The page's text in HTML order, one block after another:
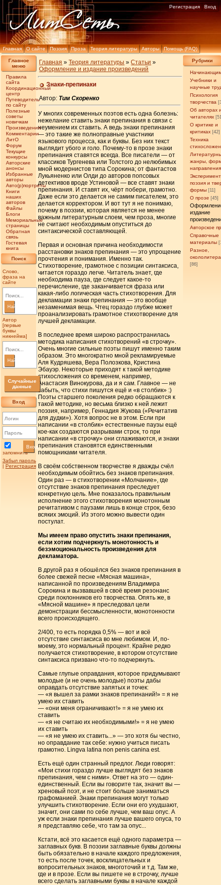
Главная О сайте Поэзия Проза Теория литературы Авторы Помощь (FAQ)
Регистрация Вход
Главное
меню
Правила
сайта
Координационный
центр
Путеводитель
по сайту
Полезные
советы
новичкам
Произведения
Комментарии
ЛитО
Форум
Текущие
конкурсы
Авторские
анонсы
Избранные
авторы
Авто(р)портреты
Книги
наших
авторов
Файлы
Блоги
Мемориальные
страницы
Обратная
связь
Гостевая
книга
Поиск
Слово,
фраза на
сайте
Найти
Автор
[первые
буквы
никнейма]
Найти
Случайные
данные
Вход
запомнить
Вход
Забыл пароль
| Регистрация
Рубрики
Учебники и
научные
Психология
творчества
Об авторах
читателях
О критике и
критиках [42]
Техника
жанры,
направления
поэзия и
формы [11]
О прозе [45]
издание
Авторское
Справочные
материалы
Разное,
[86]
Главная »Теория литературы »Статьи »
Оформление и издание произведений
Знаки-препинаки
Автор: Тим Скоренко
У многих современных поэтов есть одна болезнь:
нежелание ставить знаки препинания в связи с
неумением их ставить. А ведь знаки препинания
— это такие же полноправные участники
языкового процесса, как и буквы. Без них текст
выглядит убого и голо. Почему-то в прозе знаки
препинания ставятся всегда. Все писатели — от
классиков Тургенева или Толстого до нелюбимых
мной модернистов типа Сорокина; от фантастов
Лукьяненко или Олди до авторов попсовых
детективов вроде Устиновой — все ставят знаки
препинания. И ставят их, чёрт побери, грамотно.
Даже если это делается не самим писателем, это
делается корректором. И вот тут я не понимаю,
почему в поэзии, которая является не менее
важным литературным слоем, чем проза, многие
не считают необходимым опуститься до
синтаксической составляющей.
Первая и основная причина необходимости
расстановки знаков препинания — это упрощение
прочтения и понимания. Именно так.
Стихотворение, грамотное с позиции синтаксиса,
читается гораздо легче. Читатель знает, где
необходима пауза, где следует какое-то
перечисление, где заканчивается фраза или
какая-либо логическая часть стихотворения. Для
декламации знаки препинания — это вообще
незаменимая вещь. Чтец гораздо глубже может
проанализировать грамотное стихотворение для
лучшей декламации.
В последнее время широко распространилась
методика написания стихотворений «в строчку».
Очень многие сильные поэты пишут именно таким
образом. Это многократно мной рекламируемые
Аля Кудряшева, Вера Полозкова, Кристина
Эбауэр. Некоторые приходят к такой методике
стихосложения со временем, например,
Анастасия Винокурова, да и я сам. Главное — не
забыть, что стихи пишутся ещё и «в столбик» :)
Поэты старшего поколения редко обращаются к
такой методике, но весьма близко к ней лежит
поэзия, например, Геннадия Жукова («Речитатив
для дудки»). Хотя вопрос не в этом. Если при
написании «в столбик» естественные паузы ещё
кое-как создаются разрывами строк, то при
написании «в строчку» они сглаживаются, и знаки
препинания становятся единственными
помощниками читателя.
В своём собственном творчестве я дважды счёл
необходимым обойтись без знаков препинания.
Один раз — в стихотворении «Молчание», где
отсутствие знаков препинания преследует
конкретную цель. Мне показалось правильным
исполнение этого стихотворения монотонным
речитативом с паузами лишь в конце строк, безо
всяких эмоций. Из этого можно вывести один
постулат.
Мы имеем право опустить знаки препинания,
если хотим подчеркнуть монотонность и
безэмоциональность произведения для
декламатора.
В другой раз я обошёлся без знаков препинания в
более свежей песне «Мясная машина»,
написанной по произведениям Владимира
Сорокина и вызвавшей в своё время резонанс
среди поклонников его творчества. Опять же, в
«Мясной машине» я преследовал цели
демонстрации бессмысленности, монотонности
всего происходящего.
2/400, то есть порядка 0,5% — вот и всё
отсутствие синтаксиса во мне любимом. И, по-
моему, это нормальный процент. Крайне редко
получается стихотворение, в котором отсутствие
синтаксиса призвано что-то подчеркнуть.
Самые глупые оправдания, которое придумывают
молодые (и не очень молодые) поэты дабы
оправдать отсутствие запятых и точек:
— «я вышел за рамки знаков препинаний!» = я не
умею их ставить
— «они меня ограничивают!» = я не умею их
ставить
— «я не считаю их необходимыми!» = я не умею
их ставить
— «я не умею их ставить...» — это хотя бы честно,
но оправдание так себе: нужно учиться писать
грамотно. Lingva latina non penis canina est.
Есть ещё один странный предлог. Люди говорят:
«Мои стихи гораздо лучше выглядят без знаков
препинания, чем с ними». Ответ на это — один-
единственный. Если вы говорите так, значит вы —
хреновый поэт, и не стоит больше заниматься
графоманией. Знаки препинания могут только
улучшить стихотворение. Если они его ухудшают,
значит, они сами по себе лучше, чем ваш опус. А
уж если знаки препинания лучше вашего опуса, то
я представляю себе, что там за опус...
Кстати, всё это касается ещё одного параметра —
заглавных букв. В поэзии заглавные буквы должны
быть обязательно в начале каждого предложения,
то есть после точек, восклицательных и
вопросительных знаков, многоточий и т.д. Там же,
где и в прозе. Если вы пишете не в строчку, лучше
всего сделать заглавными буквы в начале каждой